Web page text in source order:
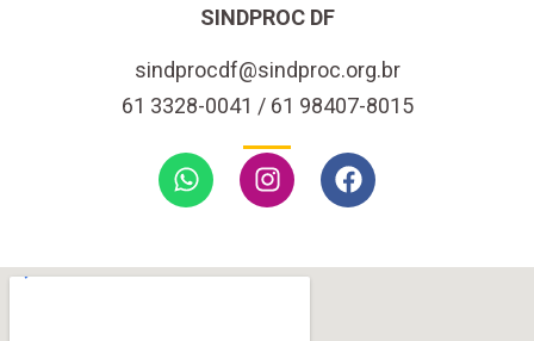
SINDPROC DF
sindprocdf@sindproc.org.br
61 3328-0041 / 61 98407-8015